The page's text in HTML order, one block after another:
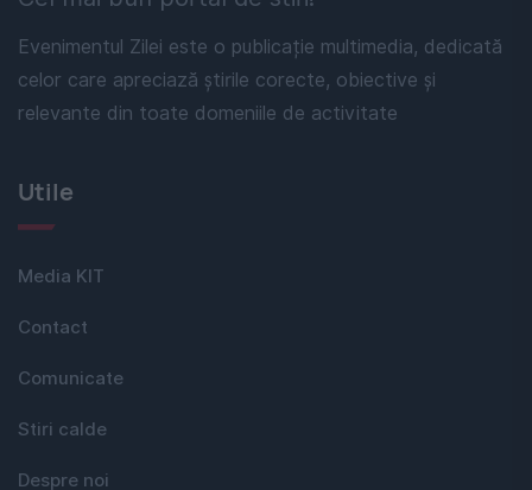
Evenimentul Zilei este o publicație multimedia, dedicată
celor care apreciază știrile corecte, obiective și
relevante din toate domeniile de activitate
Utile
Media KIT
Contact
Comunicate
Stiri calde
Despre noi